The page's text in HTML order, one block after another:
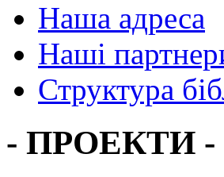
Наша адреса
Наші
Структура
- ПРОЕКТИ -